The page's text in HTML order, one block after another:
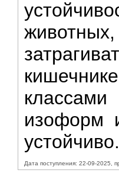
изоформ
Дата поступления: 22-09-2025,